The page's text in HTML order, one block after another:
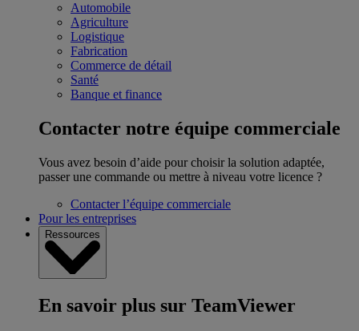
Automobile
Agriculture
Logistique
Fabrication
Commerce de détail
Santé
Banque et finance
Contacter notre équipe commerciale
Vous avez besoin d’aide pour choisir la solution adaptée,
passer une commande ou mettre à niveau votre licence ?
Contacter l’équipe commerciale
Pour les entreprises
Ressources
En savoir plus sur TeamViewer